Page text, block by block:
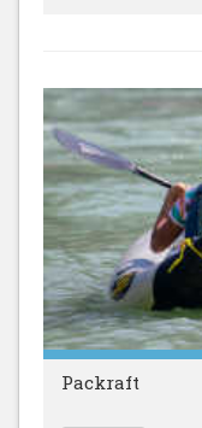
Packraft